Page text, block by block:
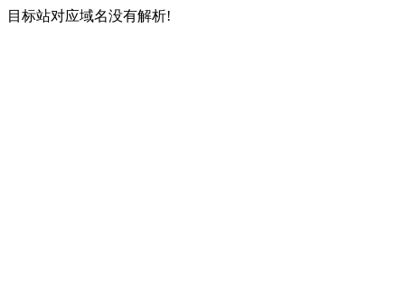
目标站对应域名没有解析!